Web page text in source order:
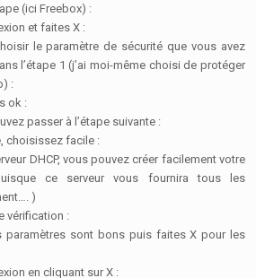
(ici Freebox) :
et faites X :
le paramètre de sécurité que vous avez
l’étape 1 (j’ai moi-même choisi de protéger
:
ok :
passer à l’étape suivante :
choisissez facile :
DHCP, vous pouvez créer facilement votre
ce serveur vous fournira tous les
)
vérification :
paramètres sont bons puis faites X pour les
en cliquant sur X :